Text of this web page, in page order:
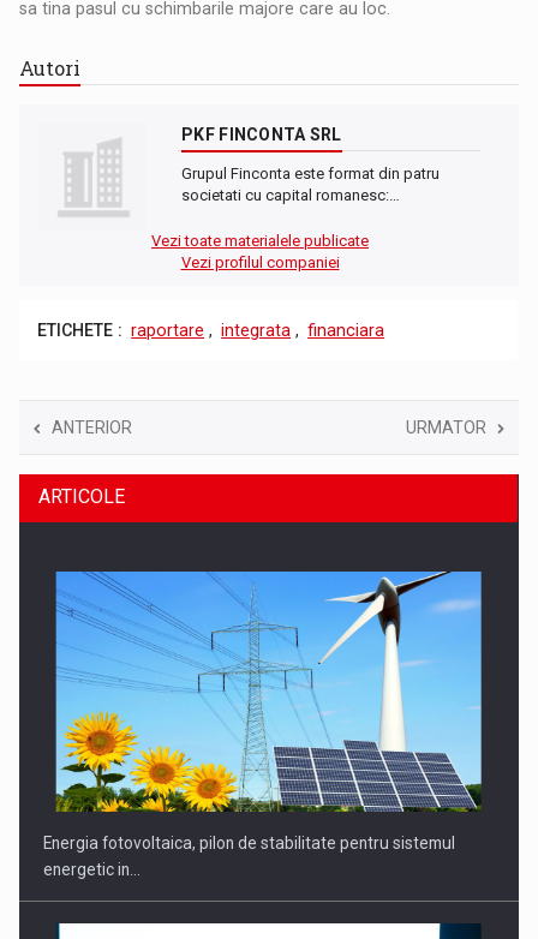
sa tina pasul cu schimbarile majore care au loc.
Autori
PKF FINCONTA SRL
Grupul Finconta este format din patru
societati cu capital romanesc:…
Vezi toate materialele publicate
Vezi profilul companiei
ETICHETE : raportare , integrata , financiara
ANTERIOR URMATOR
ARTICOLE
Energia fotovoltaica, pilon de stabilitate pentru sistemul
energetic in…